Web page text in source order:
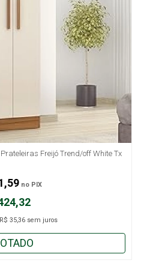
Freijó Trend/off White Tx
R$ 35,36 sem juros
no PIX